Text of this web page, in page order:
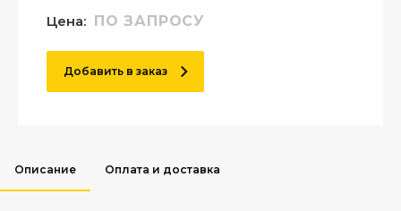
Цена: ПО ЗАПРОСУ
Добавить в заказ
Описание Оплата и доставка